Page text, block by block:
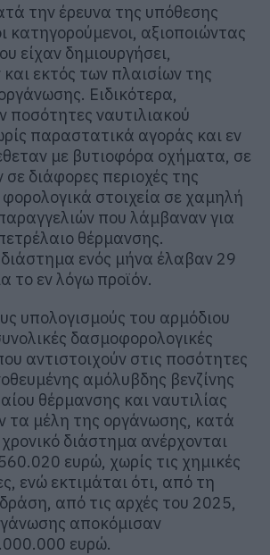
την έρευνα της υπόθεσης
κατηγορούμενοι, αξιοποιώντας
είχαν δημιουργήσει,
εκτός των πλαισίων της
Ειδικότερα,
ποσότητες ναυτιλιακού
παραστατικά αγοράς και εν
με βυτιοφόρα οχήματα, σε
σε διάφορες περιοχές της
στοιχεία σε χαμηλή
που λάμβαναν για
θέρμανσης.
διάστημα ενός μήνα έλαβαν 29
το εν λόγω προϊόν.
υπολογισμούς του αρμόδιου
δασμοφορολογικές
αντιστοιχούν στις ποσότητες
αμόλυβδης βενζίνης
θέρμανσης και ναυτιλίας
τα μέλη της οργάνωσης, κατά
διάστημα ανέρχονται
ευρώ, χωρίς τις χημικές
ενώ εκτιμάται ότι, από τη
από τις αρχές του 2025,
αποκόμισαν
ευρώ.